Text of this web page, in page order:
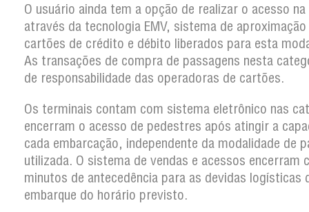
O usuário ainda tem a opção de realizar o acesso
através da tecnologia EMV, sistema de
cartões de crédito e débito liberados para esta
As transações de compra de passagens nesta
de responsabilidade das operadoras de cartões.
Os terminais contam com sistema eletrônico nas
encerram o acesso de pedestres após atingir a
cada embarcação, independente da modalidade de
utilizada. O sistema de vendas e acessos encerram
minutos de antecedência para as devidas logísticas
embarque do horário previsto.